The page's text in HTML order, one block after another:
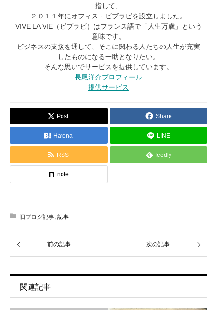
指して、
２０１１年にオフィス・ビブラビを設立しました。
VIVE LA VIE（ビブラビ）はフランス語で「人生万歳」という
意味です。
ビジネスの支援を通して、そこに関わる人たちの人生が充実
したものになる一助となりたい。
そんな思いでサービスを提供しています。
長尾洋介プロフィール
提供サービス
Post Share
Hatena LINE
RSS feedly
note
旧ブログ記事 記事
前の記事 次の記事
関連記事